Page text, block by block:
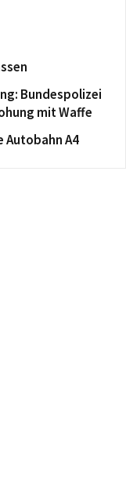
Bundespolizei
mit Waffe
Autobahn A4